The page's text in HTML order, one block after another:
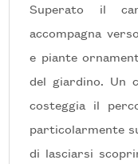
Superato il
accompagna
e piante
del giardino. Un
costeggia il
particolarmente
di lasciarsi
1
2
3